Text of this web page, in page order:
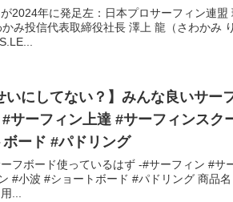
2024年に発足左：日本プロサーフィン連盟
み投信代表取締役社長 澤上 龍（さわかみ
にしてない？】みんな良いサー
サーフィン上達 #サーフィンスク
ード #パドリング
フボード使っているはず -#サーフィン #サ
#小波 #ショートボード #パドリング 商品名
...